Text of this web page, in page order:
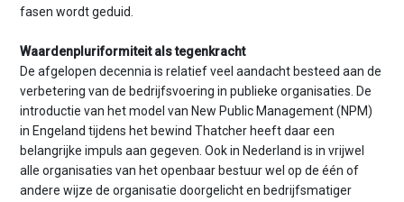
fasen wordt geduid.
Waardenpluriformiteit als tegenkracht
De afgelopen decennia is relatief veel aandacht besteed aan de
verbetering van de bedrijfsvoering in publieke organisaties. De
introductie van het model van New Public Management (NPM)
in Engeland tijdens het bewind Thatcher heeft daar een
belangrijke impuls aan gegeven. Ook in Nederland is in vrijwel
alle organisaties van het openbaar bestuur wel op de één of
andere wijze de organisatie doorgelicht en bedrijfsmatiger